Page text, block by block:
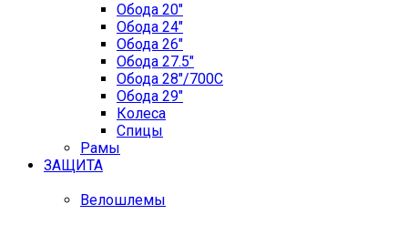
Обода 20"
Обода 24"
Обода 26"
Обода 27.5"
Обода 28"/700C
Обода 29"
Колеса
Спицы
Рамы
ЗАЩИТА
Велошлемы